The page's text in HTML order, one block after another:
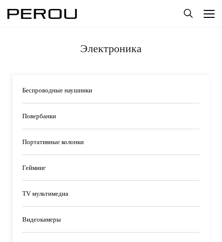
Электроника
Беспроводные наушники
Повербанки
Портативные колонки
Гейминг
TV мультимедиа
Видеокамеры